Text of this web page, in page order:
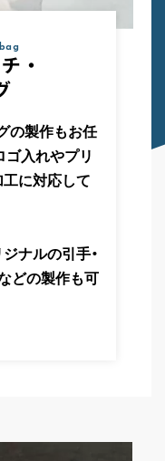
・
の製作もお任
ゴ入れやプリ
工に対応して
ナルの引手・
どの製作も可